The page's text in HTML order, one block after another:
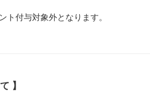
ト付与対象外となります。
】